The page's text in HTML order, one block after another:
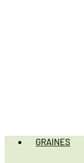
GRAINES